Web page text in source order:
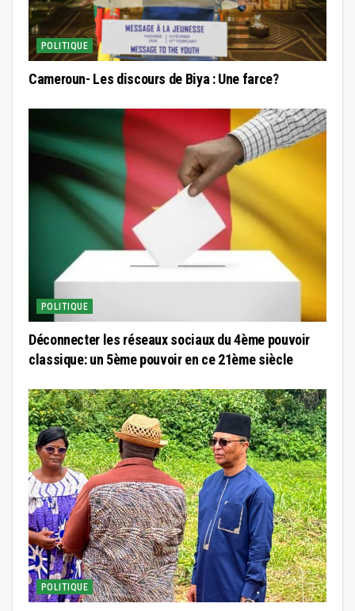
POLITIQUE
Cameroun- Les discours de Biya : Une farce?
POLITIQUE
Déconnecter les réseaux sociaux du 4ème pouvoir
classique: un 5ème pouvoir en ce 21ème siècle
POLITIQUE